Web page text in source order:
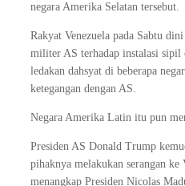
negara Amerika Selatan tersebut.
Rakyat Venezuela pada Sabtu
militer AS terhadap instalasi
ledakan dahsyat di beberapa
ketegangan dengan AS.
Negara Amerika Latin itu pun
Presiden AS Donald Trump
pihaknya melakukan serangan ke
menangkap Presiden Nicolas